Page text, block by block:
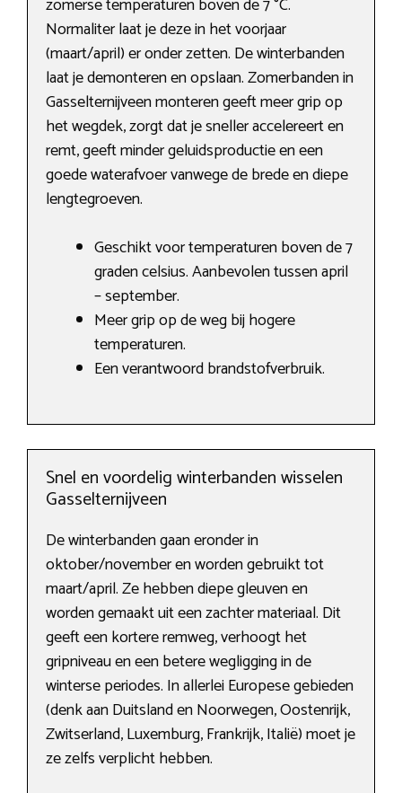
zomerse temperaturen boven de 7 °C.
Normaliter laat je deze in het voorjaar
(maart/april) er onder zetten. De winterbanden
laat je demonteren en opslaan. Zomerbanden in
Gasselternijveen monteren geeft meer grip op
het wegdek, zorgt dat je sneller accelereert en
remt, geeft minder geluidsproductie en een
goede waterafvoer vanwege de brede en diepe
lengtegroeven.
Geschikt voor temperaturen boven de 7
graden celsius. Aanbevolen tussen april
– september.
Meer grip op de weg bij hogere
temperaturen.
Een verantwoord brandstofverbruik.
Snel en voordelig winterbanden wisselen
Gasselternijveen
De winterbanden gaan eronder in
oktober/november en worden gebruikt tot
maart/april. Ze hebben diepe gleuven en
worden gemaakt uit een zachter materiaal. Dit
geeft een kortere remweg, verhoogt het
gripniveau en een betere wegligging in de
winterse periodes. In allerlei Europese gebieden
(denk aan Duitsland en Noorwegen, Oostenrijk,
Zwitserland, Luxemburg, Frankrijk, Italië) moet je
ze zelfs verplicht hebben.